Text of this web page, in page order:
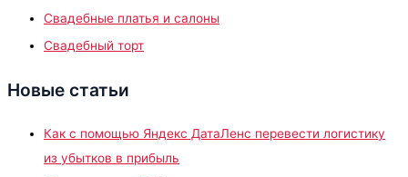
Свадебные платья и салоны
Свадебный торт
Новые статьи
Как с помощью Яндекс ДатаЛенс перевести логистику
из убытков в прибыль